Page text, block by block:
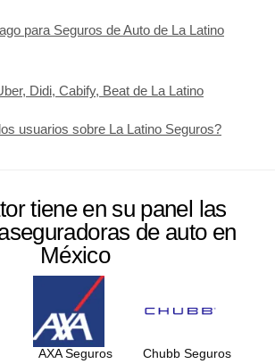
para Seguros de Auto de La Latino
Didi, Cabify, Beat de La Latino
usuarios sobre La Latino Seguros?
tiene en su panel las
de auto en
México
AXA Seguros Chubb Seguros